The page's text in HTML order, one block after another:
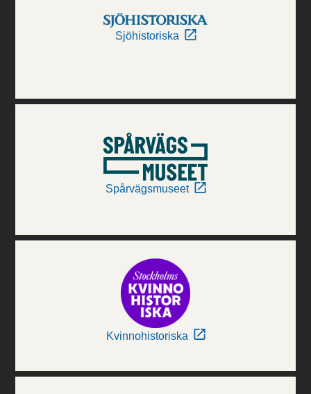
Sjöhistoriska
Spårvägsmuseet
Kvinnohistoriska